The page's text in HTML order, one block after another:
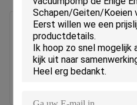
melkmachine